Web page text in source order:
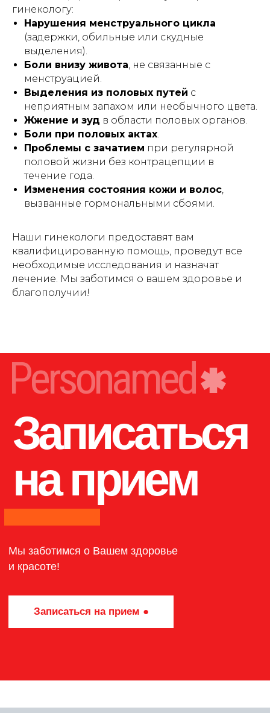
гинекологу:
Нарушения менструального цикла
(задержки, обильные или скудные
выделения).
Боли внизу живота, не связанные с
менструацией.
Выделения из половых путей с
неприятным запахом или необычного цвета.
Жжение и зуд в области половых органов.
Боли при половых актах.
Проблемы с зачатием при регулярной
половой жизни без контрацепции в
течение года.
Изменения состояния кожи и волос,
вызванные гормональными сбоями.
Наши гинекологи предоставят вам
квалифицированную помощь, проведут все
необходимые исследования и назначат
лечение. Мы заботимся о вашем здоровье и
благополучии!
Уфа, Пушкина, 45/1
+7 (347) 24 66 100
pm@personamedufa.ru
График работы:
ПН-ПТ 09:00-18:00
СБ 10:00-18:00
ВС выходной
Открыть в 2ГИС Карты
+7 (347) 24 66 100
Стоимость услуг